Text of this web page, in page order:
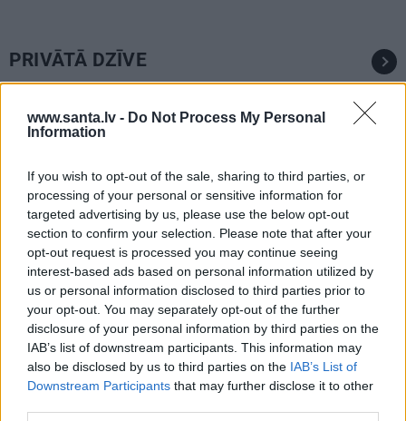
www.santa.lv - Do Not Process My Personal
Information
If you wish to opt-out of the sale, sharing to third parties, or
processing of your personal or sensitive information for
targeted advertising by us, please use the below opt-out
section to confirm your selection. Please note that after your
opt-out request is processed you may continue seeing
interest-based ads based on personal information utilized by
us or personal information disclosed to third parties prior to
your opt-out. You may separately opt-out of the further
disclosure of your personal information by third parties on the
IAB’s list of downstream participants. This information may
also be disclosed by us to third parties on the IAB’s List of
Downstream Participants that may further disclose it to other
PRIVĀTĀ DZĪVE
ZIŅAS
Influencere Martelly godīgi pasaka, vai
tiešām precējās Gluzunovas kleitā